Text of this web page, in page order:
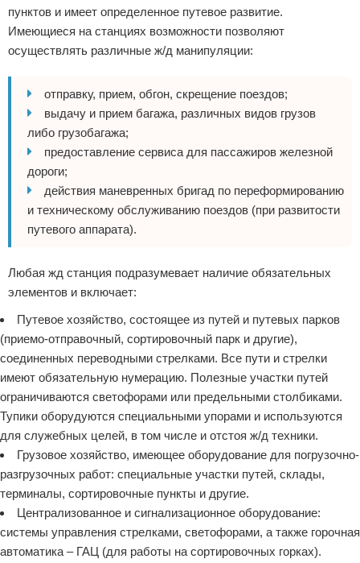
пунктов и имеет определенное путевое развитие.
Имеющиеся на станциях возможности позволяют
осуществлять различные ж/д манипуляции:
отправку, прием, обгон, скрещение поездов;
выдачу и прием багажа, различных видов грузов
либо грузобагажа;
предоставление сервиса для пассажиров железной
дороги;
действия маневренных бригад по переформированию
и техническому обслуживанию поездов (при развитости
путевого аппарата).
Любая жд станция подразумевает наличие обязательных
элементов и включает:
Путевое хозяйство, состоящее из путей и путевых парков
(приемо-отправочный, сортировочный парк и другие),
соединенных переводными стрелками. Все пути и стрелки
имеют обязательную нумерацию. Полезные участки путей
ограничиваются светофорами или предельными столбиками.
Тупики оборудуются специальными упорами и используются
для служебных целей, в том числе и отстоя ж/д техники.
Грузовое хозяйство, имеющее оборудование для погрузочно-
разгрузочных работ: специальные участки путей, склады,
терминалы, сортировочные пункты и другие.
Централизованное и сигнализационное оборудование:
системы управления стрелками, светофорами, а также горочная
автоматика – ГАЦ (для работы на сортировочных горках).